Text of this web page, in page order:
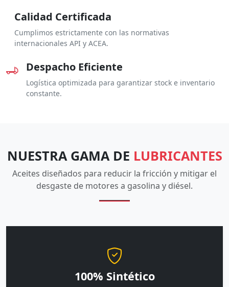
Calidad Certificada
Cumplimos estrictamente con las normativas
internacionales API y ACEA.
Despacho Eficiente
Logística optimizada para garantizar stock e inventario
constante.
NUESTRA GAMA DE LUBRICANTES
Aceites diseñados para reducir la fricción y mitigar el
desgaste de motores a gasolina y diésel.
100% Sintético